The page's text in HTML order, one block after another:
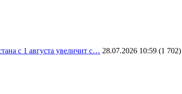
с 1 августа увеличит с… 28.07.2026 10:59 (1 702)